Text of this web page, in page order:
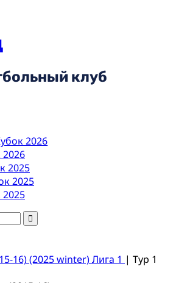
клуб
2026
2025
2025
16) (2025 winter) Лига 1 | Тур 1